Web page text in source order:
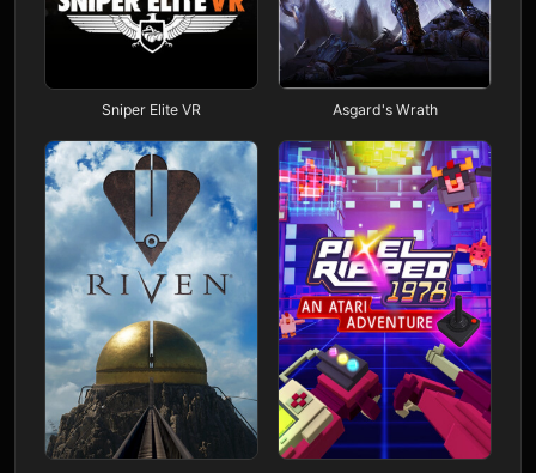
Sniper Elite VR Asgard's Wrath